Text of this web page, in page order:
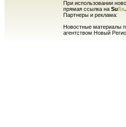
При использовании
прямая ссылка на Sufix
Партнеры и реклама:
Новостные материалы
агентством Новый